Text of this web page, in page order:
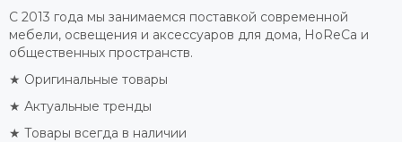
С 2013 года мы занимаемся поставкой современной
мебели, освещения и аксессуаров для дома, HoReCa и
общественных пространств.
★ Оригинальные товары
★ Актуальные тренды
★ Товары всегда в наличии